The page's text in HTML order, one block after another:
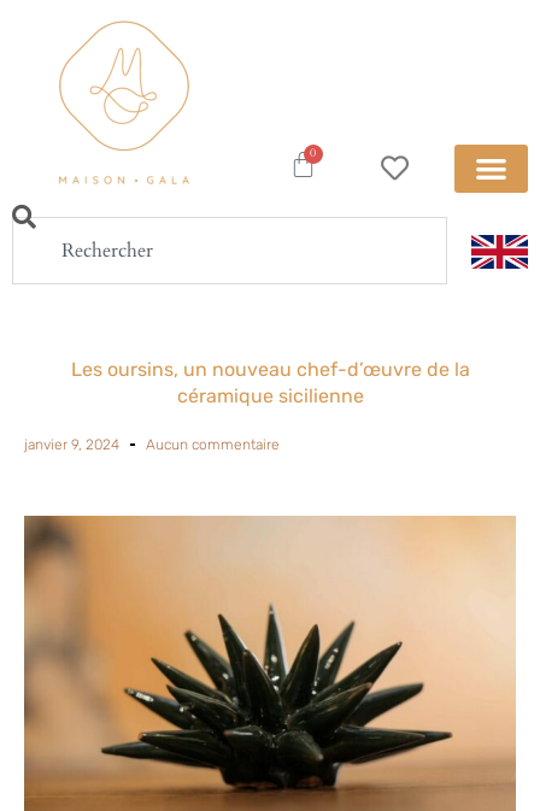
0
Les oursins, un nouveau chef-d’œuvre de la
céramique sicilienne
janvier 9, 2024 Aucun commentaire